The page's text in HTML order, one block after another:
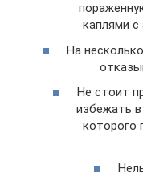
каплями
На
Не стоит
избежать
которого